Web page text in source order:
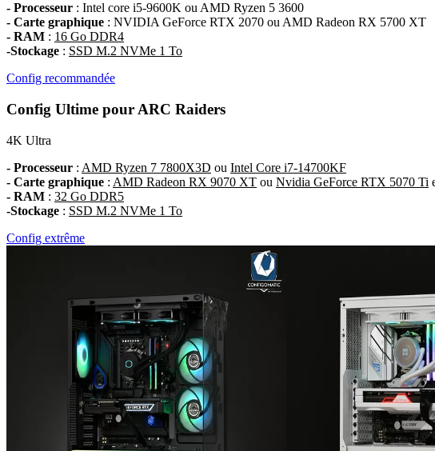
- Processeur : Intel core i5-9600K ou AMD Ryzen 5 3600
- Carte graphique : NVIDIA GeForce RTX 2070 ou AMD Radeon RX 5700 XT
- RAM : 16 Go DDR4
-Stockage : SSD M.2 NVMe 1 To
Config recommandée
Config Ultime pour ARC Raiders
4K Ultra
- Processeur : AMD Ryzen 7 7800X3D ou Intel Core i7-14700KF
- Carte graphique : AMD Radeon RX 9070 XT ou Nvidia GeForce RTX 5070 Ti
- RAM : 32 Go DDR5
-Stockage : SSD M.2 NVMe 1 To
Config extrême